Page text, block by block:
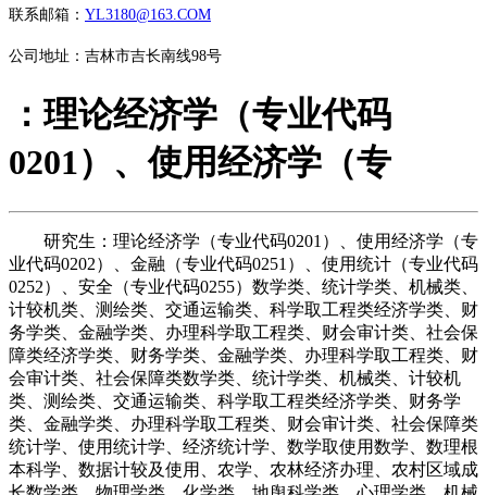
联系邮箱： YL3180@163.COM
公司地址：吉林市吉长南线98号
：理论经济学（专业代码
0201）、使用经济学（专
研究生：理论经济学（专业代码0201）、使用经济学（专
业代码0202）、金融（专业代码0251）、使用统计（专业代码
0252）、安全（专业代码0255）数学类、统计学类、机械类、
计较机类、测绘类、交通运输类、科学取工程类经济学类、财
务学类、金融学类、办理科学取工程类、财会审计类、社会保
障类经济学类、财务学类、金融学类、办理科学取工程类、财
会审计类、社会保障类数学类、统计学类、机械类、计较机
类、测绘类、交通运输类、科学取工程类经济学类、财务学
类、金融学类、办理科学取工程类、财会审计类、社会保障类
统计学、使用统计学、经济统计学、数学取使用数学、数理根
本科学、数据计较及使用、农学、农林经济办理、农村区域成